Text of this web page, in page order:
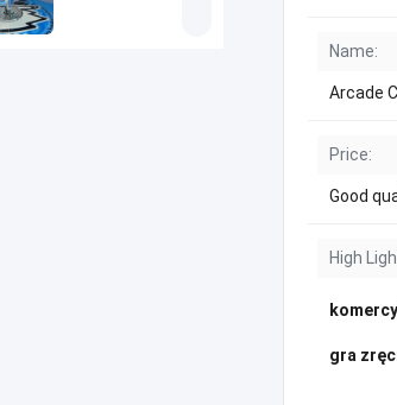
Name:
Arcade
Price:
Good
High
gra